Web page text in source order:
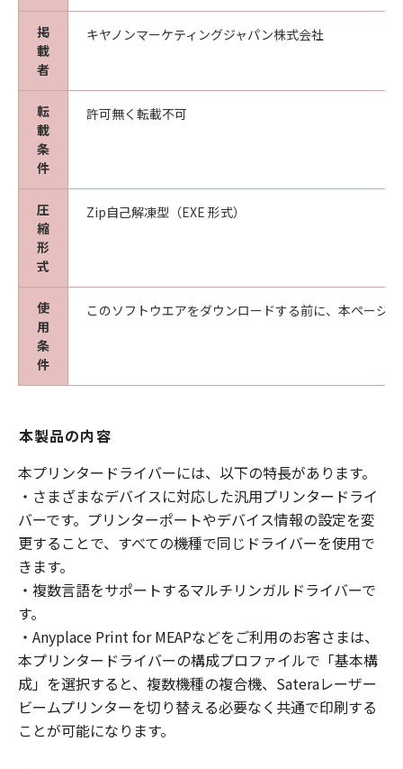
掲
載
者
キヤノンマーケティングジャパン株式会社
転
載
条
件
許可無く転載不可
圧
縮
形
式
Zip自己解凍型（EXE 形式）
使
用
条
件
このソフトウエアをダウンロードする前に、本ページ
本製品の内容
本プリンタードライバーには、以下の特長があります。
・さまざまなデバイスに対応した汎用プリンタードライ
バーです。プリンターポートやデバイス情報の設定を変
更することで、すべての機種で同じドライバーを使用で
きます。
・複数言語をサポートするマルチリンガルドライバーで
す。
・Anyplace Print for MEAPなどをご利用のお客さまは、
本プリンタードライバーの構成プロファイルで「基本構
成」を選択すると、複数機種の複合機、Sateraレーザー
ビームプリンターを切り替える必要なく共通で印刷する
ことが可能になります。